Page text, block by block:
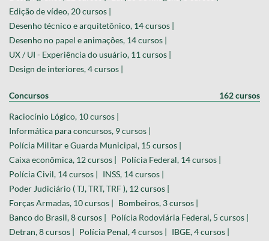
Edição de vídeo, 20 cursos |
Desenho técnico e arquitetônico, 14 cursos |
Desenho no papel e animações, 14 cursos |
UX / UI - Experiência do usuário, 11 cursos |
Design de interiores, 4 cursos |
Concursos 162 cursos
Raciocínio Lógico, 10 cursos |
Informática para concursos, 9 cursos |
Polícia Militar e Guarda Municipal, 15 cursos |
Caixa econômica, 12 cursos | Polícia Federal, 14 cursos |
Polícia Civil, 14 cursos | INSS, 14 cursos |
Poder Judiciário ( TJ, TRT, TRF ), 12 cursos |
Forças Armadas, 10 cursos | Bombeiros, 3 cursos |
Banco do Brasil, 8 cursos | Polícia Rodoviária Federal, 5 cursos |
Detran, 8 cursos | Polícia Penal, 4 cursos | IBGE, 4 cursos |